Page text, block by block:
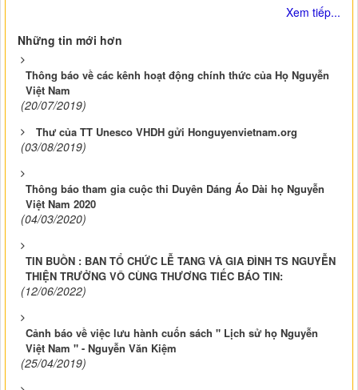
Xem tiếp...
Những tin mới hơn
Thông báo về các kênh hoạt động chính thức của Họ Nguyễn
Việt Nam
(20/07/2019)
Thư của TT Unesco VHDH gửi Honguyenvietnam.org
(03/08/2019)
Thông báo tham gia cuộc thi Duyên Dáng Áo Dài họ Nguyễn
Việt Nam 2020
(04/03/2020)
TIN BUỒN : BAN TỔ CHỨC LỄ TANG VÀ GIA ĐÌNH TS NGUYỄN
THIỆN TRƯỞNG VÔ CÙNG THƯƠNG TIẾC BÁO TIN:
(12/06/2022)
Cảnh báo về việc lưu hành cuốn sách " Lịch sử họ Nguyễn
Việt Nam " - Nguyễn Văn Kiệm
(25/04/2019)